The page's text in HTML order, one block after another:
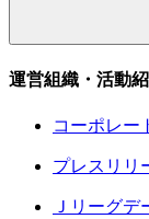
運営組織・活動
コーポレー
プレスリリ
Ｊリーグデ